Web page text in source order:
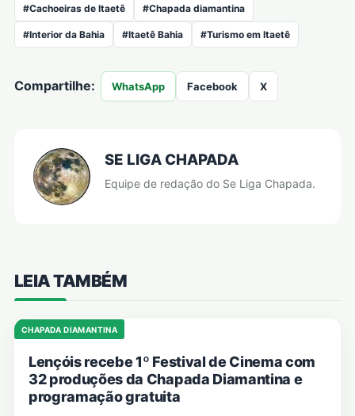
#Cachoeiras de Itaetê #Chapada diamantina
#Interior da Bahia #Itaetê Bahia #Turismo em Itaetê
Compartilhe: WhatsApp Facebook X
SE LIGA CHAPADA
Equipe de redação do Se Liga Chapada.
LEIA TAMBÉM
CHAPADA DIAMANTINA
Lençóis recebe 1º Festival de Cinema com
32 produções da Chapada Diamantina e
programação gratuita